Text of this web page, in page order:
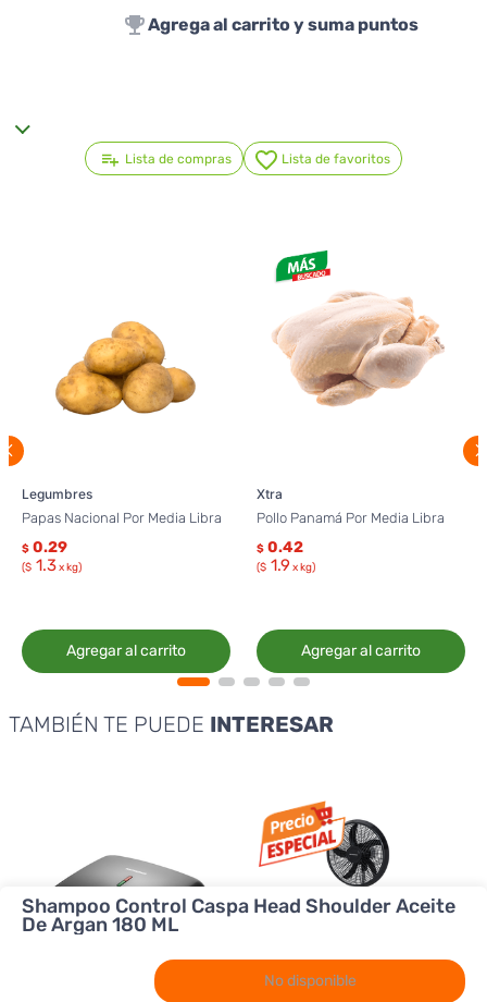
Agrega al carrito y suma puntos
Lista de compras Lista de favoritos
Legumbres
Papas Nacional Por Media Libra
$ 0.29
($ 1.3x kg)
Agregar al carrito
Xtra
Pollo Panamá Por Media Libra
$ 0.42
($ 1.9 x kg)
Agregar al carrito
TAMBIÉN TE PUEDE INTERESAR
Shampoo Control Caspa Head Shoulder Aceite
De Argan 180 ML
No disponible